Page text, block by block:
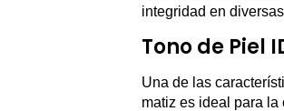
integridad en
Tono de Piel
Una de las
matiz es ideal para